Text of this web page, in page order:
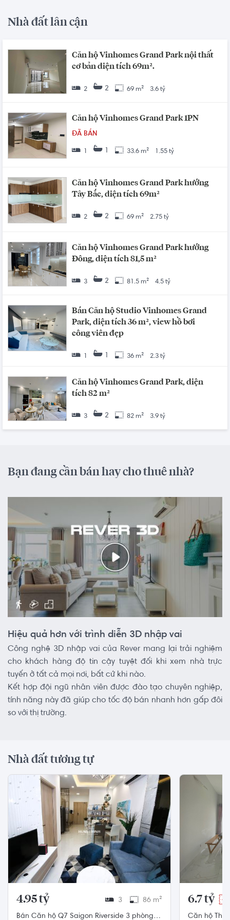
Nhà đất lân cận
Căn hộ Vinhomes Grand Park nội thất
cơ bản diện tích 69m².
2 2 69 m² 3.6 tỷ
Căn hộ Vinhomes Grand Park 1PN
ĐÃ BÁN
1 33.6 m² 1.55 tỷ
Căn hộ Vinhomes Grand Park hướng
Tây Bắc, diện tích 69m²
2 2 69 m² 2.75 tỷ
Căn hộ Vinhomes Grand Park hướng
Đông, diện tích 81,5 m²
3 2 81.5 m² 4.5 tỷ
Bán Căn hộ Studio Vinhomes Grand
Park, diện tích 36 m², view hồ bơi
công viên đẹp
1 36 m² 2.3 tỷ
Căn hộ Vinhomes Grand Park, diện
tích 82 m²
3 2 82 m² 3.9 tỷ
Bạn đang cần bán hay cho thuê nhà?
Hiệu quả hơn với trình diễn 3D nhập vai
Công nghệ 3D nhập vai của Rever mang lại trải nghiệm
cho khách hàng độ tin cậy tuyệt đối khi xem nhà trực
tuyến ở tất cả mọi nơi, bất cứ khi nào.
Kết hợp đội ngũ nhân viên được đào tạo chuyên nghiệp,
tính năng này đã giúp cho tốc độ bán nhanh hơn gấp đôi
so với thị trường.
Nhà đất tương tự
4.95 tỷ 3 86 m²
Bán Căn hộ Q7 Saigon Riverside 3 phòng
6.7 tỷ -
Căn hộ Thủ